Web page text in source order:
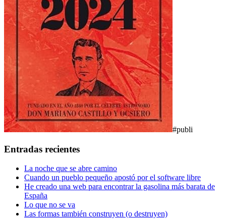
#publi
Entradas recientes
La noche que se abre camino
Cuando un pueblo pequeño apostó por el software libre
He creado una web para encontrar la gasolina más barata de
España
Lo que no se va
Las formas también construyen (o destruyen)